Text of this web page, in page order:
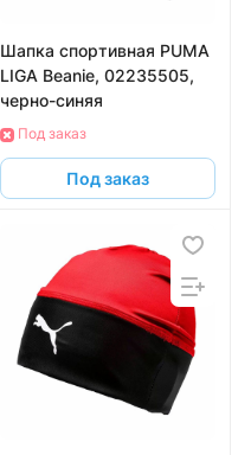
Шапка спортивная PUMA
LIGA Beanie, 02235505,
черно-синяя
Под заказ
Под заказ